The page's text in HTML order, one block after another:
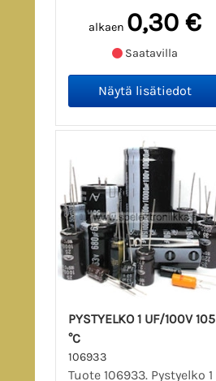
alkaen 0,30 €
Saatavilla
PYSTYELKO 1 UF/100V 105
°C
106933
Tuote 106933. Pystyelko 1